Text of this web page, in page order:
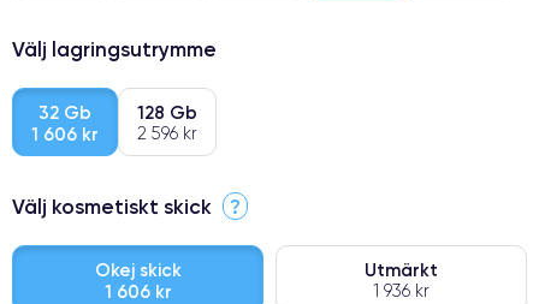
Välj lagringsutrymme
32 Gb
1 606 kr
128 Gb
2 596 kr
Välj kosmetiskt skick ?
Okej skick
1 606 kr
Utmärkt
1 936 kr